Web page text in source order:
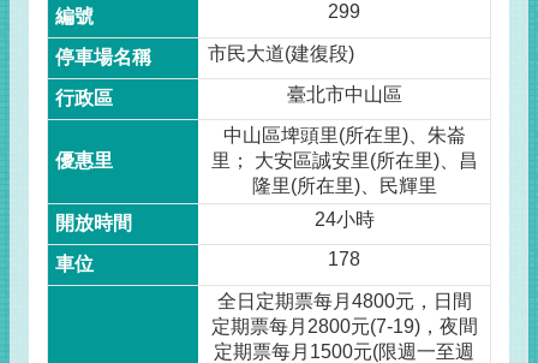
299
市民大道(建復段)
臺北市中山區
中山區埤頭里(所在里)、朱崙
里； 大安區誠安里(所在里)、昌
隆里(所在里)、民輝里
24小時
178
全日定期票每月4800元，日間
定期票每月2800元(7-19)，夜間
定期票每月1500元(限週一至週